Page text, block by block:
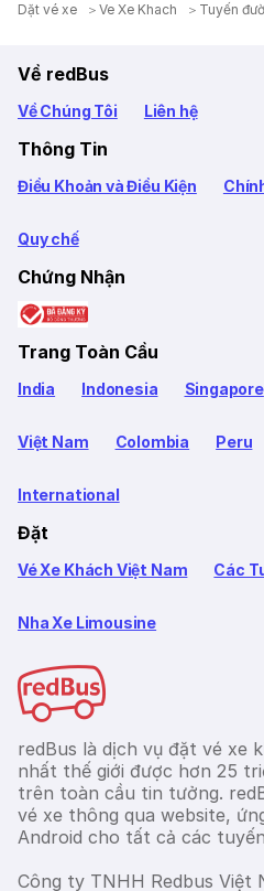
Dặt vé xe Ve Xe Khach Tuyến
Về redBus
Về Chúng Tôi Liên hệ
Thông Tin
Điều Khoản và Điều Kiện
Quy chế
Chứng Nhận
Trang Toàn Cầu
India Indonesia Singapore
Việt Nam Colombia Peru
International
Đặt
Vé Xe Khách Việt Nam Các
Nha Xe Limousine
redBus là dịch vụ đặt vé xe
nhất thế giới được hơn 25
trên toàn cầu tin tưởng.
vé xe thông qua website,
Android cho tất cả các
Công ty TNHH Redbus Việt